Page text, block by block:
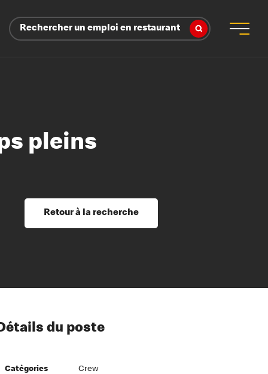
Rechercher un emploi en restaurant
d’employeur
et perfectionnement
du savoir
à l’égard de nos employés
directeurs
équité et inclusion
pleins
Retour à la recherche
du poste
Catégories Crew